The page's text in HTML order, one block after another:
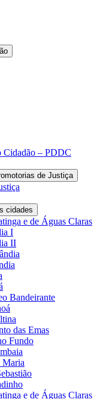
Cidadão – PDDC
de Justiça
cidades
e de Águas Claras
I
II
Bandeirante
das Emas
Fundo
Maria
e de Águas Claras